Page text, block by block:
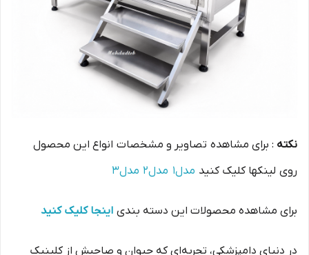
نکته : برای مشاهده تصاویر و مشخصات انواع این محصول
روی لینکها کلیک کنید مدل1 مدل2 مدل3
برای مشاهده محصولات این دسته بندی اینجا کلیک کنید
در دنیای دامپزشکی، تجربه‌ای که حیوان و صاحبش از کلینیک